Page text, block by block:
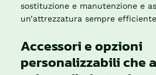
sostituzione e manutenzione e
un’attrezzatura sempre
Accessori e opzioni
personalizzabili che